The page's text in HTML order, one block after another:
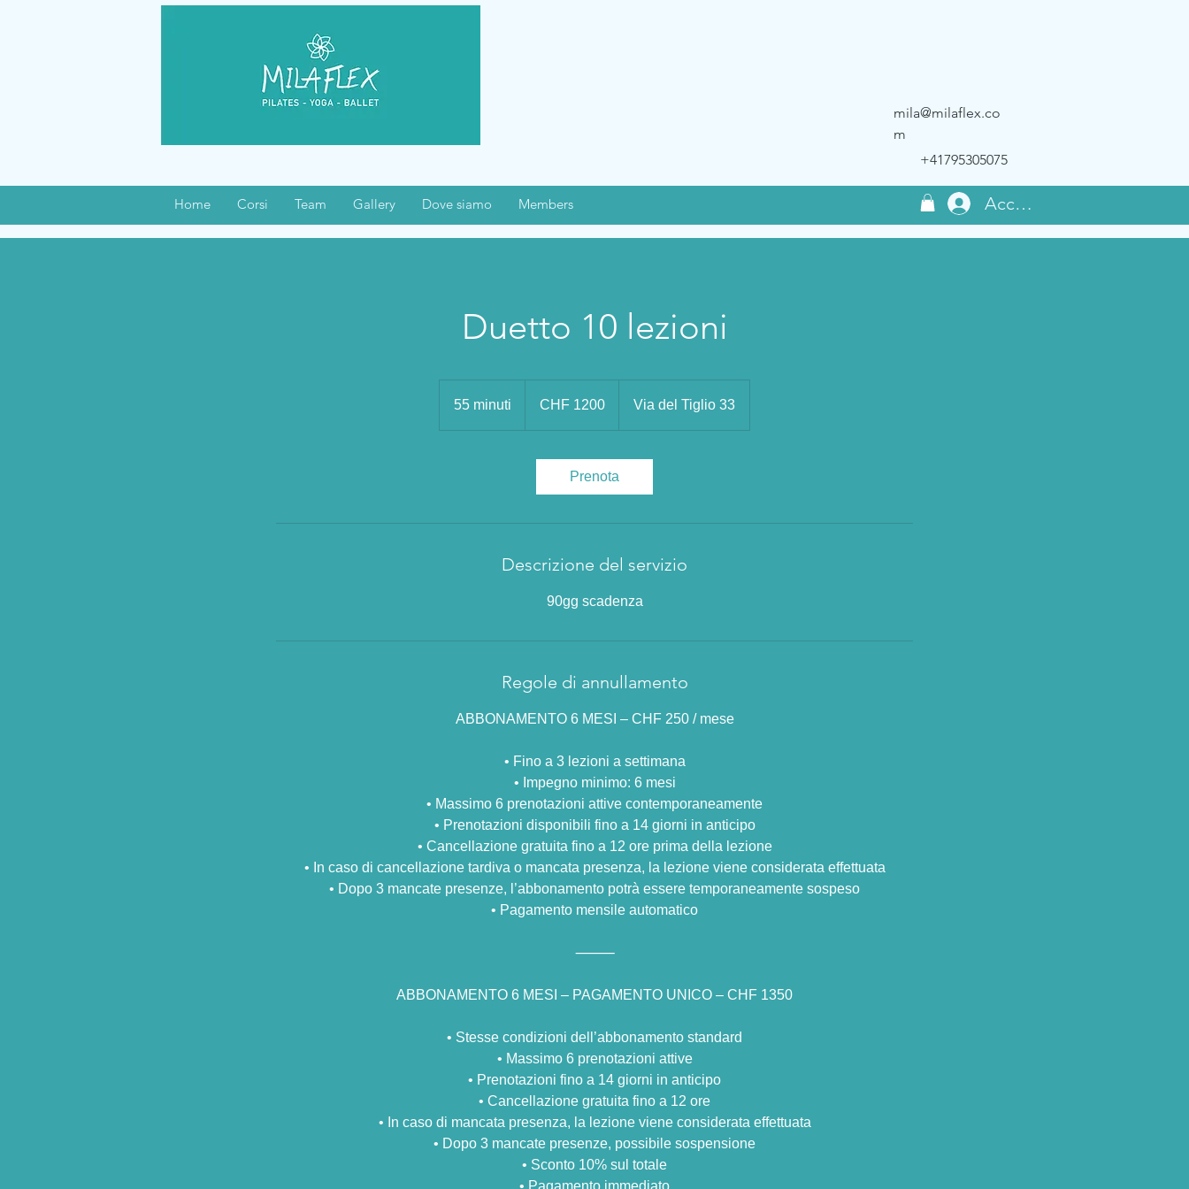
mila@milaflex.co
m
+41795305075
Home Corsi Team Gallery Dove siamo Members Accedi
Duetto 10 lezioni
55 minuti
svizzeri
CHF 1200 Via del Tiglio 33
Prenota
Descrizione del servizio
90gg scadenza
Regole di annullamento
ABBONAMENTO 6 MESI – CHF 250 / mese
•⁠ ⁠Fino a 3 lezioni a settimana
•⁠ ⁠Impegno minimo: 6 mesi
•⁠ ⁠Massimo 6 prenotazioni attive contemporaneamente
•⁠ ⁠Prenotazioni disponibili fino a 14 giorni in anticipo
•⁠ ⁠Cancellazione gratuita fino a 12 ore prima della lezione
•⁠ ⁠In caso di cancellazione tardiva o mancata presenza, la lezione viene considerata effettuata
•⁠ ⁠Dopo 3 mancate presenze, l’abbonamento potrà essere temporaneamente sospeso
•⁠ ⁠Pagamento mensile automatico
⸻
ABBONAMENTO 6 MESI – PAGAMENTO UNICO – CHF 1350
•⁠ ⁠Stesse condizioni dell’abbonamento standard
•⁠ ⁠Massimo 6 prenotazioni attive
•⁠ ⁠Prenotazioni fino a 14 giorni in anticipo
•⁠ ⁠Cancellazione gratuita fino a 12 ore
•⁠ ⁠In caso di mancata presenza, la lezione viene considerata effettuata
•⁠ ⁠Dopo 3 mancate presenze, possibile sospensione
•⁠ ⁠Sconto 10% sul totale